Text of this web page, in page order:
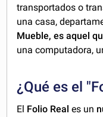
transportados o
una casa,
Mueble, es aquel
una computadora,
¿Qué es el
El Folio Reales un